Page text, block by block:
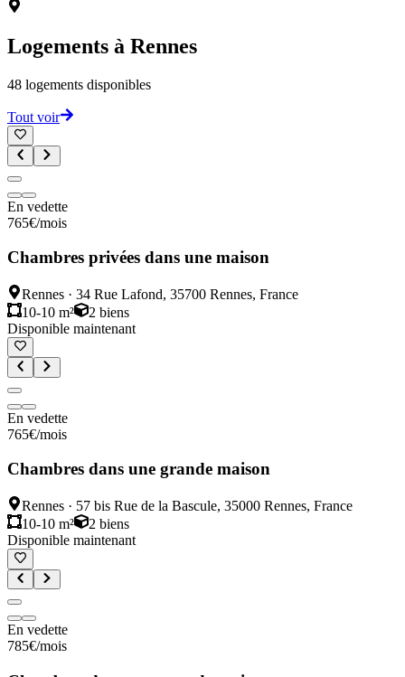
Logements à Rennes
48 logements disponibles
Tout voir
En vedette
765€/mois
Chambres privées dans une maison
Rennes · 34 Rue Lafond, 35700 Rennes, France
10-10 m²
2 biens
Disponible maintenant
En vedette
765€/mois
Chambres dans une grande maison
Rennes · 57 bis Rue de la Bascule, 35000 Rennes, France
10-10 m²
2 biens
Disponible maintenant
En vedette
785€/mois